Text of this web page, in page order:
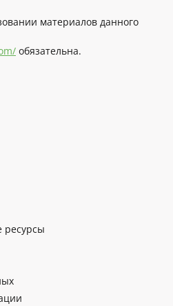
материалов данного
обязательна.
ресурсы